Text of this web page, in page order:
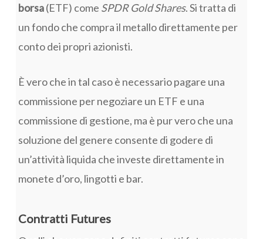
borsa(ETF) come SPDR Gold Shares. Si tratta di
un fondo che compra il metallo direttamente per
conto dei propri azionisti.
È vero che in tal caso è necessario pagare una
commissione per negoziare un ETF e una
commissione di gestione, ma è pur vero che una
soluzione del genere consente di godere di
un’attività liquida che investe direttamente in
monete d’oro, lingotti e bar.
Contratti Futures